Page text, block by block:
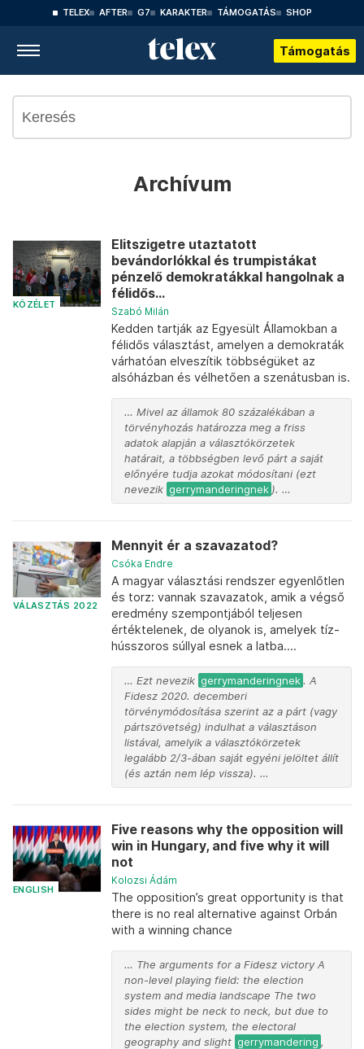
TELEX AFTER G7 KARAKTER TÁMOGATÁS SHOP
Támogatás
Archívum
KÖZÉLET
Elitszigetre utaztatott
bevándorlókkal és trumpistákat
pénzelő demokratákkal hangolnak a
félidős...
Szabó Milán
Kedden tartják az Egyesült Államokban a
félidős választást, amelyen a demokraták
várhatóan elveszítik többségüket az
alsóházban és vélhetően a szenátusban is.
… Mivel az államok 80 százalékában a
törvényhozás határozza meg a friss
adatok alapján a választókörzetek
határait, a többségben levő párt a saját
előnyére tudja azokat módosítani (ezt
nevezik gerrymanderingnek ). …
VÁLASZTÁS 2022
Mennyit ér a szavazatod?
Csóka Endre
A magyar választási rendszer egyenlőtlen
és torz: vannak szavazatok, amik a végső
eredmény szempontjából teljesen
értéktelenek, de olyanok is, amelyek tíz-
hússzoros súllyal esnek a latba....
… Ezt nevezik gerrymanderingnek. A
Fidesz 2020. decemberi
törvénymódosítása szerint az a párt (vagy
pártszövetség) indulhat a választáson
listával, amelyik a választókörzetek
legalább 2/3-ában saját egyéni jelöltet állít
(és aztán nem lép vissza). …
ENGLISH
Five reasons why the opposition will
win in Hungary, and five why it will
not
Kolozsi Ádám
The opposition’s great opportunity is that
there is no real alternative against Orbán
with a winning chance
… The arguments for a Fidesz victory A
non-level playing field: the election
system and media landscape The two
sides might be neck to neck, but due to
the election system, the electoral
geography and slight gerrymandering ,